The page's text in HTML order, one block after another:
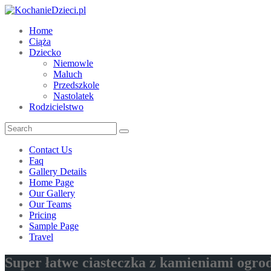
Home
Ciąża
Dziecko
Niemowle
Maluch
Przedszkole
Nastolatek
Rodzicielstwo
Contact Us
Faq
Gallery Details
Home Page
Our Gallery
Our Teams
Pricing
Sample Page
Travel
Super łatwe ciasteczka z kamieniami